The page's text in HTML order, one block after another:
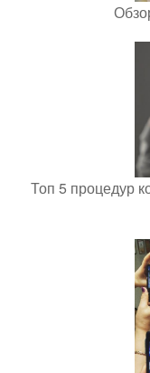
Топ 5 процедур